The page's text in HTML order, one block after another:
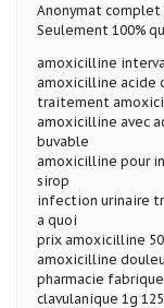
Anonymat complet
Seulement 100%
amoxicilline
amoxicilline acide
traitement
amoxicilline avec
buvable
amoxicilline pour
sirop
infection urinaire
a quoi
prix amoxicilline
amoxicilline
pharmacie
clavulanique 1g